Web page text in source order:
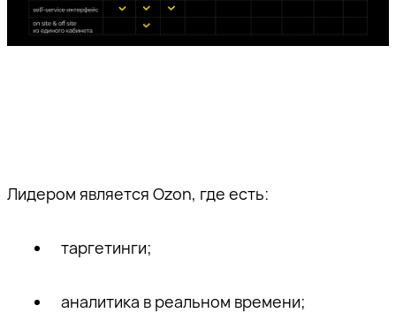
Лидером является Ozon, где есть:
таргетинги;
аналитика в реальном времени;